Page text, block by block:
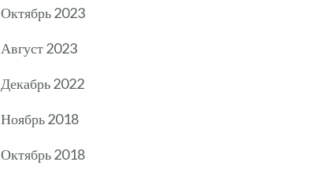
Октябрь 2023
Август 2023
Декабрь 2022
Ноябрь 2018
Октябрь 2018